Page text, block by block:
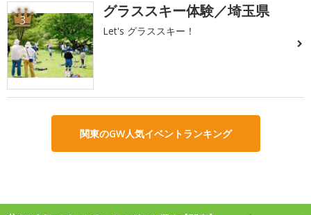
3 グラススキー体験／埼玉県
Let's グラススキー！
関東のGW人気イベントランキング